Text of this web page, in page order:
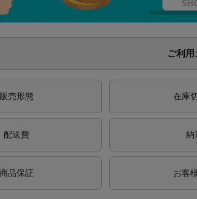
ご利用
販売形態 在庫
配送費 納
商品保証 お客